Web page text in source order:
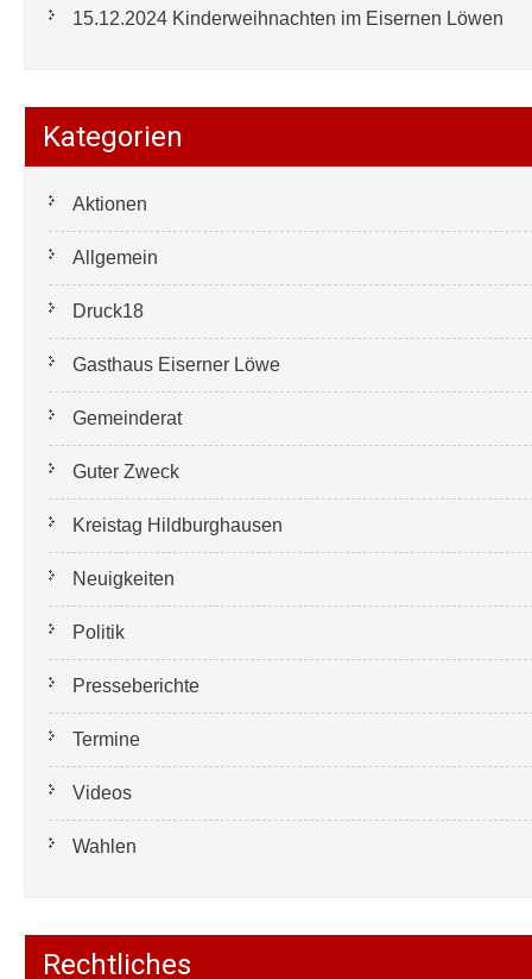
15.12.2024 Kinderweihnachten im Eisernen Löwen
Kategorien
Aktionen
Allgemein
Druck18
Gasthaus Eiserner Löwe
Gemeinderat
Guter Zweck
Kreistag Hildburghausen
Neuigkeiten
Politik
Presseberichte
Termine
Videos
Wahlen
Rechtliches